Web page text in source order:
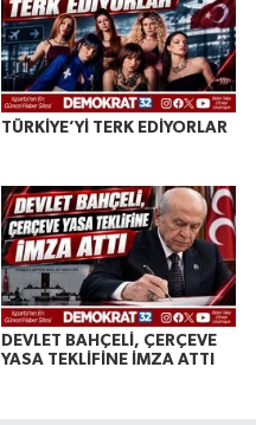
TÜRKİYE’Yİ TERK EDİYORLAR
DEVLET BAHÇELİ, ÇERÇEVE
YASA TEKLİFİNE İMZA ATTI